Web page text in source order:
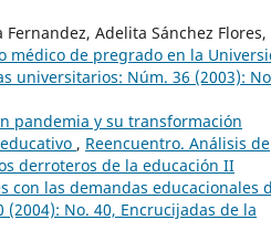
Adelita Sánchez Flores,
médico de pregrado en la
universitarios: Núm. 36 (2003):
pandemia y su transformación
, Reencuentro. Análisis de
derroteros de la educación II
con las demandas educacionales
No. 40, Encrucijadas de la